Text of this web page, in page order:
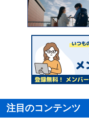
注目のコンテンツ